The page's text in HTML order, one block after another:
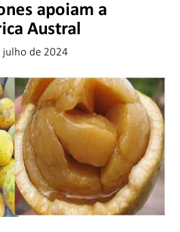
apoiam a
Austral
julho de 2024